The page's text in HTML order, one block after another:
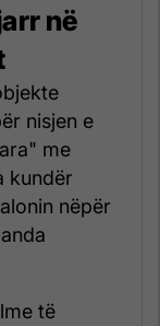
në
nisjen e
me
kundër
nëpër
të